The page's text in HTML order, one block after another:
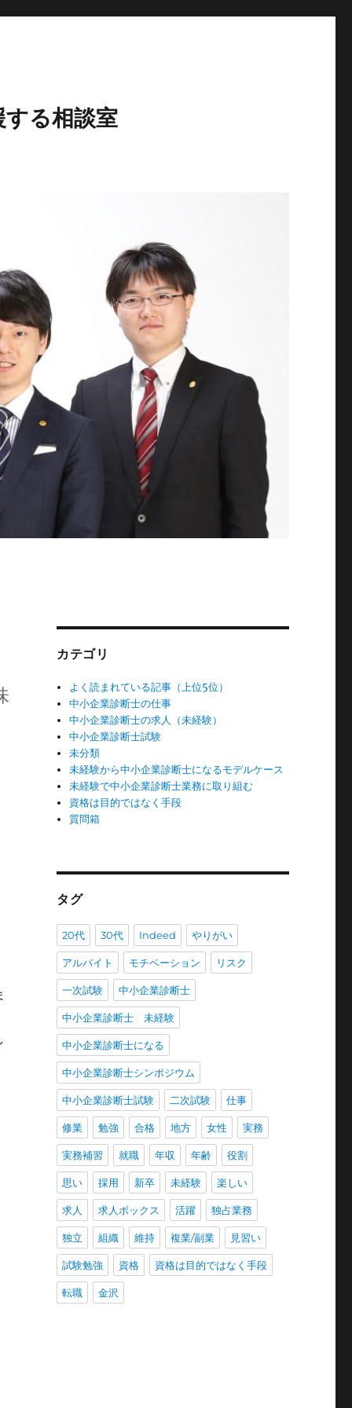
る相談室
カテゴリ
よく読まれている記事（上位5位）
中小企業診断士の仕事
中小企業診断士の求人（未経験）
中小企業診断士試験
未分類
未経験から中小企業診断士になるモデルケース
未経験で中小企業診断士業務に取り組む
資格は目的ではなく手段
質問箱
タグ
20代 30代 Indeed やりがい
アルバイト モチベーション リスク
一次試験 中小企業診断士
中小企業診断士 未経験
中小企業診断士になる
中小企業診断士シンポジウム
中小企業診断士試験 二次試験 仕事
修業 勉強 合格 地方 女性 実務
実務補習 就職 年収 年齢 役割
思い 採用 新卒 未経験 楽しい
求人 求人ボックス 活躍 独占業務
独立 組織 維持 複業/副業 見習い
試験勉強 資格 資格は目的ではなく手段
転職 金沢